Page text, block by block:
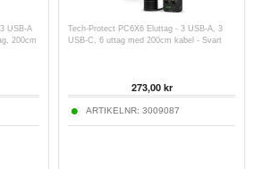
USB-A
200cm
Tech-Protect PC6X6 Eluttag - 3 USB-A, 3
USB-C, 6 uttag med 200cm kabel - Svart
273,00kr
ARTIKELNR: 3009087